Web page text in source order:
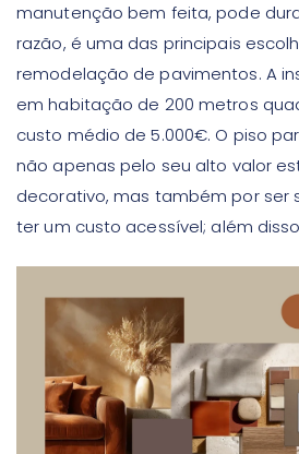
manutenção bem feita, pode
razão, é uma das principais
remodelação de pavimentos. A
em habitação de 200 metros
custo médio de 5.000€. O piso
não apenas pelo seu alto valor
decorativo, mas também por ser
ter um custo acessível; além